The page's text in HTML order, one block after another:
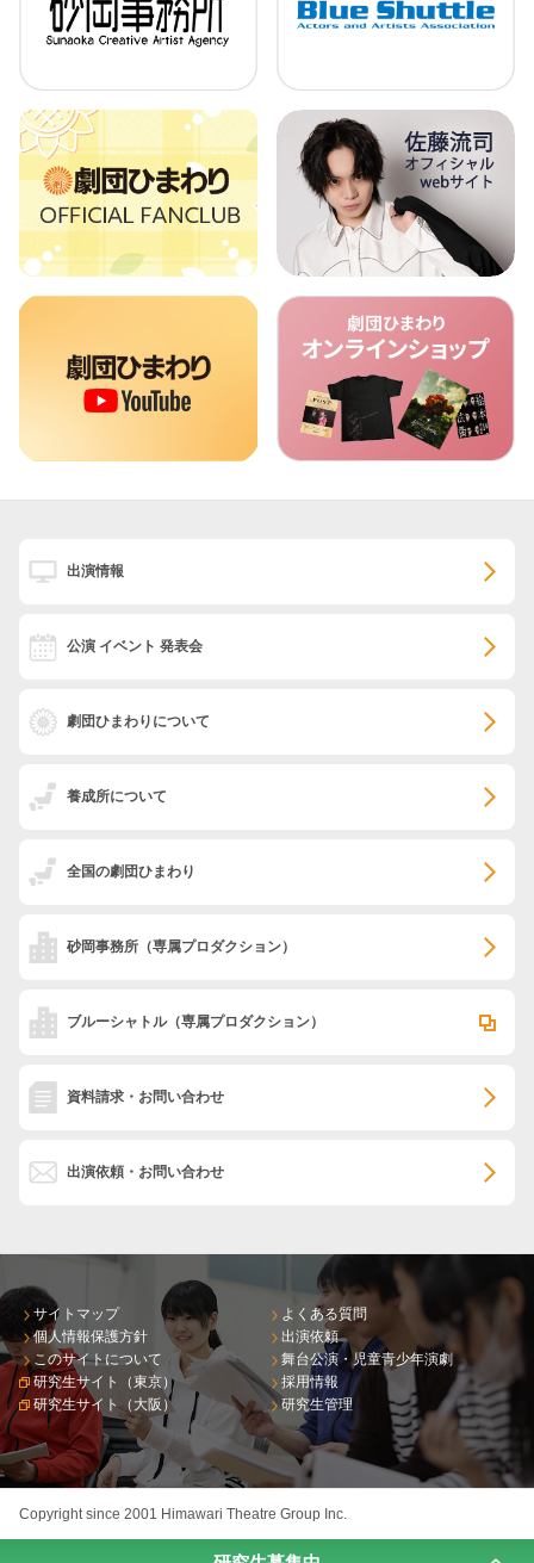
出演情報
公演 イベント 発表会
劇団ひまわりについて
養成所について
全国の劇団ひまわり
砂岡事務所 （専属プロダクション）
ブルーシャトル（専属プロダクション）
資料請求・お問い合わせ
出演依頼・お問い合わせ
サイトマップ
個人情報保護方針
このサイトについて
研究生サイト（東京）
研究生サイト（大阪）
よくある質問
出演依頼
舞台公演・児童青少年演劇
採用情報
研究生管理
Copyright since 2001 Himawari Theatre Group Inc.